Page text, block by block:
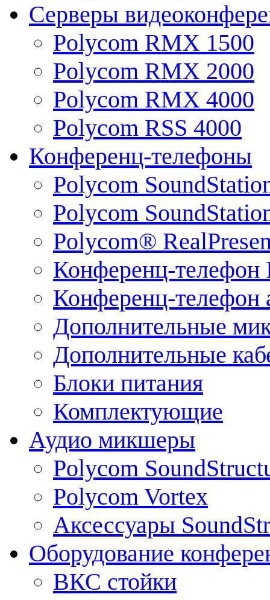
Серверы
Polycom RMX 1500
Polycom RMX 2000
Polycom RMX 4000
Polycom RSS 4000
Конференц-телефоны
Polycom
Polycom
Polycom®
Конференц-телефон
Конференц-телефон
Дополнительные
Дополнительные
Блоки питания
Комплектующие
Аудио микшеры
Polycom
Polycom Vortex
Аксессуары
Оборудование
ВКС стойки